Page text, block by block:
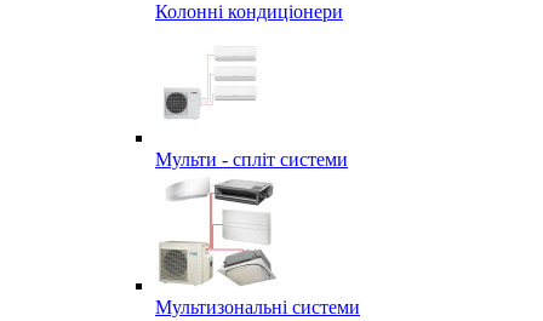
Колонні кондиціонери
Мульти - спліт системи
Мультизональні системи